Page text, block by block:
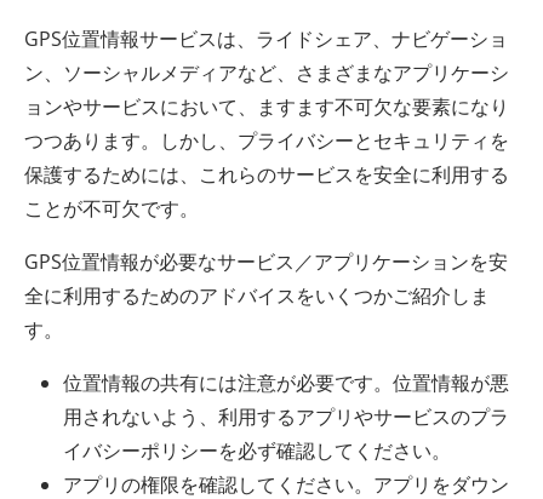
GPS位置情報サービスは、ライドシェア、ナビゲーショ
ン、ソーシャルメディアなど、さまざまなアプリケーシ
ョンやサービスにおいて、ますます不可欠な要素になり
つつあります。しかし、プライバシーとセキュリティを
保護するためには、これらのサービスを安全に利用する
ことが不可欠です。
GPS位置情報が必要なサービス／アプリケーションを安
全に利用するためのアドバイスをいくつかご紹介しま
す。
位置情報の共有には注意が必要です。位置情報が悪
用されないよう、利用するアプリやサービスのプラ
イバシーポリシーを必ず確認してください。
アプリの権限を確認してください。アプリをダウン